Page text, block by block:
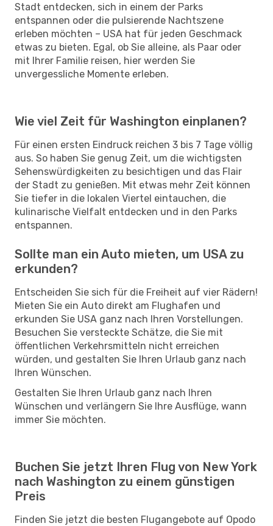
Stadt entdecken, sich in einem der Parks
entspannen oder die pulsierende Nachtszene
erleben möchten – USA hat für jeden Geschmack
etwas zu bieten. Egal, ob Sie alleine, als Paar oder
mit Ihrer Familie reisen, hier werden Sie
unvergessliche Momente erleben.
Wie viel Zeit für Washington einplanen?
Für einen ersten Eindruck reichen 3 bis 7 Tage völlig
aus. So haben Sie genug Zeit, um die wichtigsten
Sehenswürdigkeiten zu besichtigen und das Flair
der Stadt zu genießen. Mit etwas mehr Zeit können
Sie tiefer in die lokalen Viertel eintauchen, die
kulinarische Vielfalt entdecken und in den Parks
entspannen.
Sollte man ein Auto mieten, um USA zu
erkunden?
Entscheiden Sie sich für die Freiheit auf vier Rädern!
Mieten Sie ein Auto direkt am Flughafen und
erkunden Sie USA ganz nach Ihren Vorstellungen.
Besuchen Sie versteckte Schätze, die Sie mit
öffentlichen Verkehrsmitteln nicht erreichen
würden, und gestalten Sie Ihren Urlaub ganz nach
Ihren Wünschen.
Gestalten Sie Ihren Urlaub ganz nach Ihren
Wünschen und verlängern Sie Ihre Ausflüge, wann
immer Sie möchten.
Buchen Sie jetzt Ihren Flug von New York
nach Washington zu einem günstigen
Preis
Finden Sie jetzt die besten Flugangebote auf Opodo